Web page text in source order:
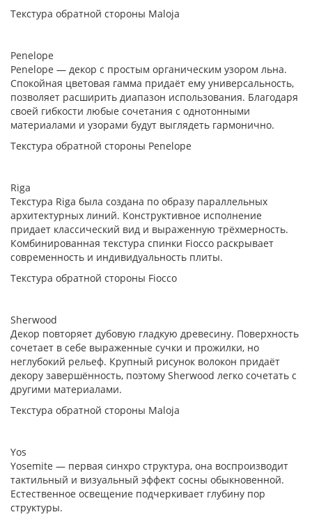
Текстура обратной стороны Maloja
Penelope
Penelope — декор с простым органическим узором льна.
Спокойная цветовая гамма придаёт ему универсальность,
позволяет расширить диапазон использования. Благодаря
своей гибкости любые сочетания с однотонными
материалами и узорами будут выглядеть гармонично.
Текстура обратной стороны Penelope
Riga
Текстура Riga была создана по образу параллельных
архитектурных линий. Конструктивное исполнение
придает классический вид и выраженную трёхмерность.
Комбинированная текстура спинки Fiocco раскрывает
современность и индивидуальность плиты.
Текстура обратной стороны Fiocco
Sherwood
Декор повторяет дубовую гладкую древесину. Поверхность
сочетает в себе выраженные сучки и прожилки, но
неглубокий рельеф. Крупный рисунок волокон придаёт
декору завершённость, поэтому Sherwood легко сочетать с
другими материалами.
Текстура обратной стороны Maloja
Yos
Yosemite — первая синхро структура, она воспроизводит
тактильный и визуальный эффект сосны обыкновенной.
Естественное освещение подчеркивает глубину пор
структуры.